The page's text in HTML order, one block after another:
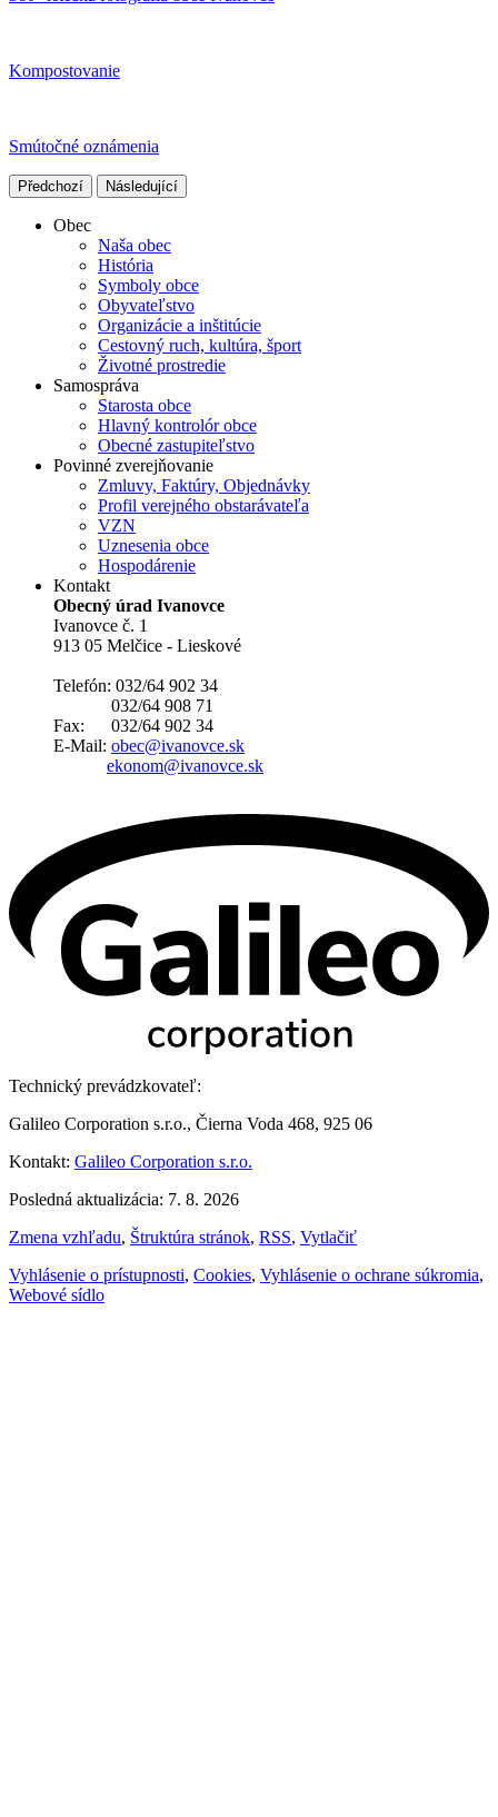
Kompostovanie
Smútočné oznámenia
Předchozí Následující
Obec
Naša obec
História
Symboly obce
Obyvateľstvo
Organizácie a inštitúcie
Cestovný ruch, kultúra, šport
Životné prostredie
Samospráva
Starosta obce
Hlavný kontrolór obce
Obecné zastupiteľstvo
Povinné zverejňovanie
Zmluvy, Faktúry, Objednávky
Profil verejného obstarávateľa
VZN
Uznesenia obce
Hospodárenie
Kontakt
Obecný úrad Ivanovce
Ivanovce č. 1
913 05 Melčice - Lieskové
Telefón: 032/64 902 34
032/64 908 71
Fax: 032/64 902 34
E-Mail: obec@ivanovce.sk
ekonom@ivanovce.sk
Technický prevádzkovateľ:
Galileo Corporation s.r.o., Čierna Voda 468, 925 06
Kontakt: Galileo Corporation s.r.o.
Posledná aktualizácia: 7. 8. 2026
Zmena vzhľadu, Štruktúra stránok, RSS, Vytlačiť
Vyhlásenie o prístupnosti, Cookies, Vyhlásenie o ochrane súkromia,
Webové sídlo